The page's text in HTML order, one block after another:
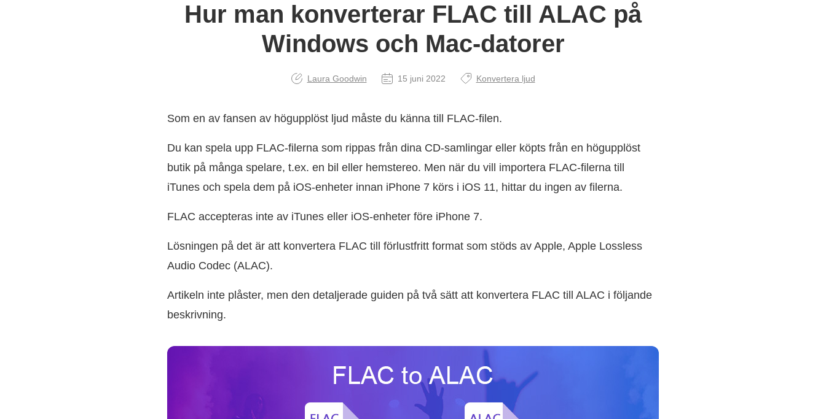
Hur man konverterar FLAC till ALAC på
Windows och Mac-datorer
Laura Goodwin 15 juni 2022 Konvertera ljud
Som en av fansen av högupplöst ljud måste du känna till FLAC-filen.
Du kan spela upp FLAC-filerna som rippas från dina CD-samlingar eller köpts från en högupplöst
butik på många spelare, t.ex. en bil eller hemstereo. Men när du vill importera FLAC-filerna till
iTunes och spela dem på iOS-enheter innan iPhone 7 körs i iOS 11, hittar du ingen av filerna.
FLAC accepteras inte av iTunes eller iOS-enheter före iPhone 7.
Lösningen på det är att konvertera FLAC till förlustfritt format som stöds av Apple, Apple Lossless
Audio Codec (ALAC).
Artikeln inte plåster, men den detaljerade guiden på två sätt att konvertera FLAC till ALAC i följande
beskrivning.